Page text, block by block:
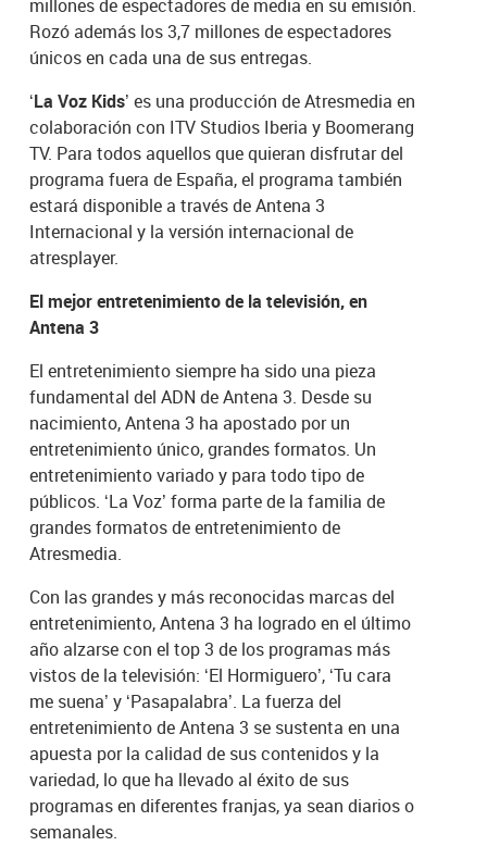
millones de espectadores de media en su emisión.
Rozó además los 3,7 millones de espectadores
únicos en cada una de sus entregas.
‘La Voz Kids’ es una producción de Atresmedia en
colaboración con ITV Studios Iberia y Boomerang
TV. Para todos aquellos que quieran disfrutar del
programa fuera de España, el programa también
estará disponible a través de Antena 3
Internacional y la versión internacional de
atresplayer.
El mejor entretenimiento de la televisión, en
Antena 3
El entretenimiento siempre ha sido una pieza
fundamental del ADN de Antena 3. Desde su
nacimiento, Antena 3 ha apostado por un
entretenimiento único, grandes formatos. Un
entretenimiento variado y para todo tipo de
públicos. ‘La Voz’ forma parte de la familia de
grandes formatos de entretenimiento de
Atresmedia.
Con las grandes y más reconocidas marcas del
entretenimiento, Antena 3 ha logrado en el último
año alzarse con el top 3 de los programas más
vistos de la televisión: ‘El Hormiguero’, ‘Tu cara
me suena’ y ‘Pasapalabra’. La fuerza del
entretenimiento de Antena 3 se sustenta en una
apuesta por la calidad de sus contenidos y la
variedad, lo que ha llevado al éxito de sus
programas en diferentes franjas, ya sean diarios o
semanales.